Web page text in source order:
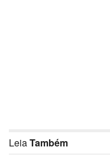
LeiaTambém